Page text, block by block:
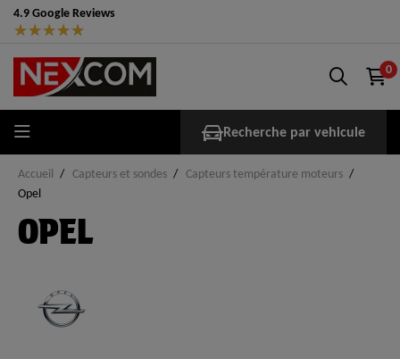
4.9 Google Reviews
★★★★★
0
Recherche par vehicule
Accueil Capteurs et sondes
Capteurs température moteurs
Opel
OPEL